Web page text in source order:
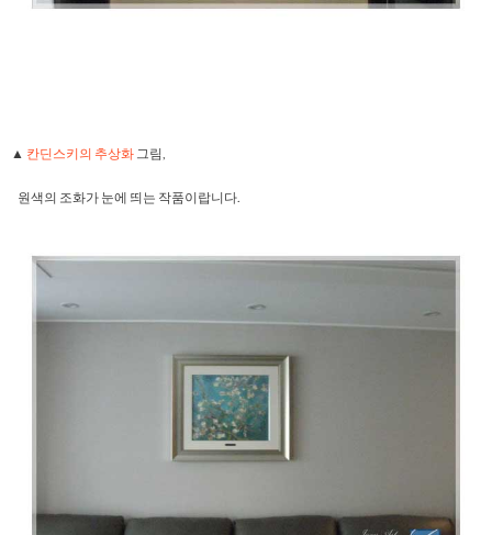
▲ 칸딘스키의 추상화 그림,
원색의 조화가 눈에 띄는 작품이랍니다.